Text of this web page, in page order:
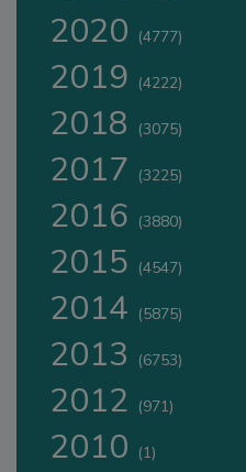
2020 (4777)
2019 (4222)
2018 (3075)
2017 (3225)
2016 (3880)
2015 (4547)
2014 (5875)
2013 (6753)
2012 (971)
2010 (1)